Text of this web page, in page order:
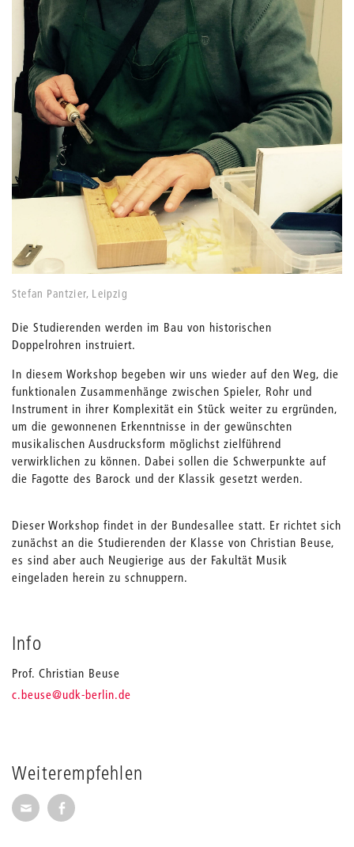
Weiterempfehlen
Seite per E-Mail weiterempfehlen
Seite auf Facebook weiterempfehlen
Stefan Pantzier, Leipzig
Die Studierenden werden im Bau von historischen
Doppelrohren instruiert.
In diesem Workshop begeben wir uns wieder auf den Weg, die
funktionalen Zusammenhänge zwischen Spieler, Rohr und
Instrument in ihrer Komplexität ein Stück weiter zu ergründen,
um die gewonnenen Erkenntnisse in der gewünschten
musikalischen Ausdrucksform möglichst zielführend
verwirklichen zu können. Dabei sollen die Schwerpunkte auf
die Fagotte des Barock und der Klassik gesetzt werden.
Dieser Workshop findet in der Bundesallee statt. Er richtet sich
zunächst an die Studierenden der Klasse von Christian Beuse,
es sind aber auch Neugierige aus der Fakultät Musik
eingeladen herein zu schnuppern.
Info
Prof. Christian Beuse
c.beuse_
@udk-berlin.de